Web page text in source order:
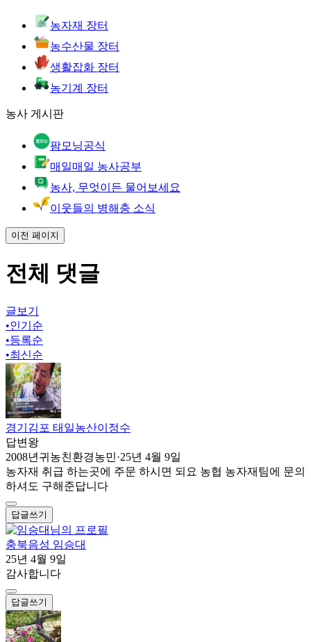
농자재 장터
농수산물 장터
생활잡화 장터
농기계 장터
농사 게시판
팜모닝공식
매일매일 농사공부
농사, 무엇이든 물어보세요
이웃들의 병해충 소식
이전 페이지
전체 댓글
글보기
•인기순
•등록순
•최신순
경기김포 태일농산이정수
답변왕
2008년귀농친환경농민·25년 4월 9일
농자재 취급 하는곳에 주문 하시면 되요 농협 농자재팀에 문의
하셔도 구해준답니다
답글쓰기
충북음성 임승대
25년 4월 9일
감사합니다
답글쓰기